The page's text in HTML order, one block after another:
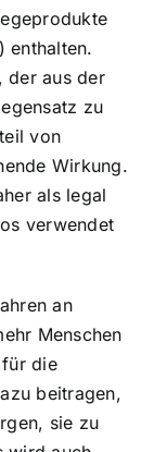
enthalten.
der aus der
zu
von
Wirkung.
als legal
verwendet
an
Menschen
die
beitragen,
sie zu